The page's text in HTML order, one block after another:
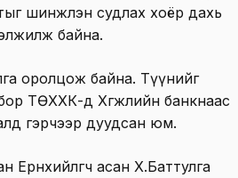
шинжлэн судлах хоёр дахь
байна.
оролцож байна. Түүнийг
ТӨХХК-д Хөгжлийн банкнаас
гэрчээр дуудсан юм.
асан Х.Баттулга